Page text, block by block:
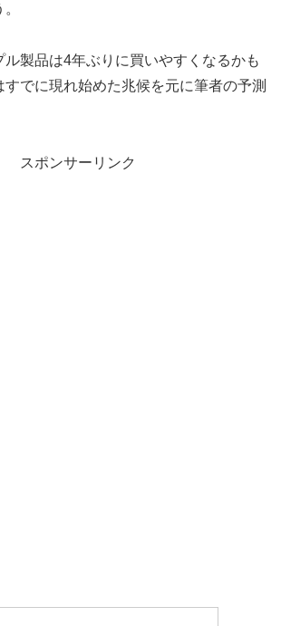
ル製品は4年ぶりに買いやすくなるかも
すでに現れ始めた兆候を元に筆者の予測
スポンサーリンク